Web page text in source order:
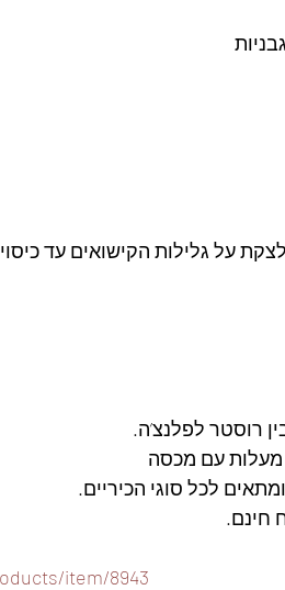
על גלילות הקישואים עד
רוסטר לפלנצ’ה.
חינם.
item/8943